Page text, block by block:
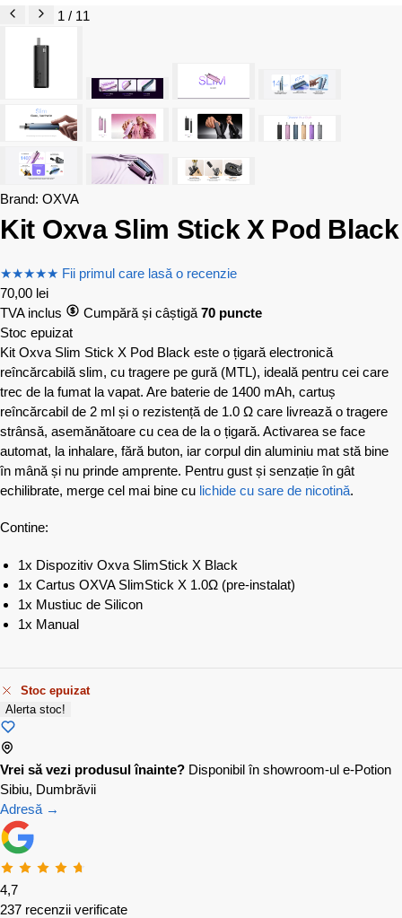
1 / 11
Brand: OXVA
Kit Oxva Slim Stick X Pod Black
★★★★★ Fii primul care lasă o recenzie
70,00 lei
TVA inclus
Cumpără și câștigă 70 puncte
Stoc epuizat
Kit Oxva Slim Stick X Pod Black este o țigară electronică
reîncărcabilă slim, cu tragere pe gură (MTL), ideală pentru cei care
trec de la fumat la vapat. Are baterie de 1400 mAh, cartuș
reîncărcabil de 2 ml și o rezistență de 1.0 Ω care livrează o tragere
strânsă, asemănătoare cu cea de la o țigară. Activarea se face
automat, la inhalare, fără buton, iar corpul din aluminiu mat stă bine
în mână și nu prinde amprente. Pentru gust și senzație în gât
echilibrate, merge cel mai bine cu lichide cu sare de nicotină.
Contine:
1x Dispozitiv Oxva SlimStick X Black
1x Cartus OXVA SlimStick X 1.0Ω (pre-instalat)
1x Mustiuc de Silicon
1x Manual
Stoc epuizat
Alerta stoc!
Vrei să vezi produsul înainte? Disponibil în showroom-ul e-Potion
Sibiu, Dumbrăvii
Adresă →
4,7
237 recenzii verificate